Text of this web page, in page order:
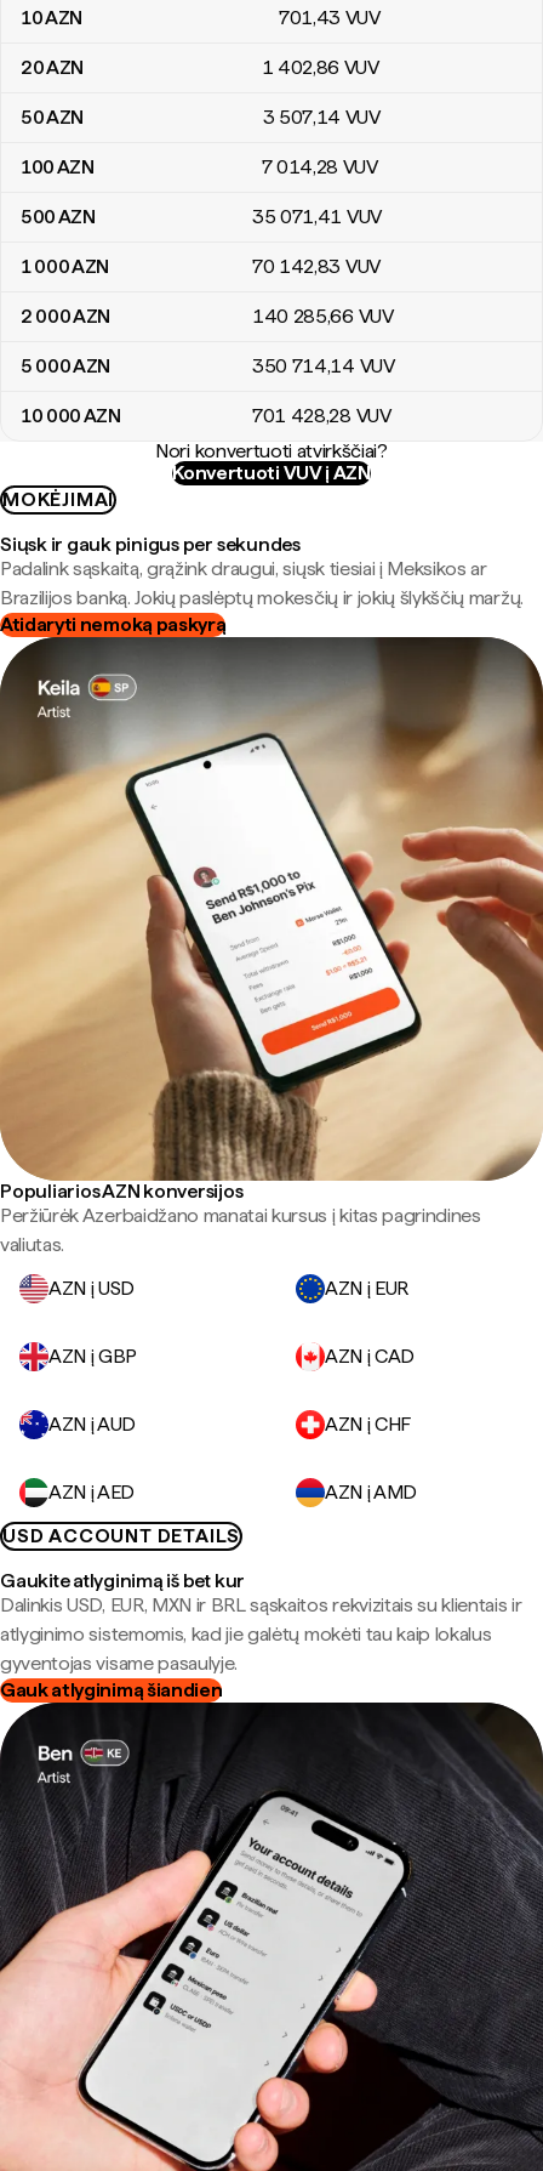
10AZN 701,43 VUV
20AZN 1 402,86 VUV
50AZN 3 507,14 VUV
100AZN 7 014,28 VUV
500AZN 35 071,41 VUV
1 000AZN 70 142,83 VUV
2 000AZN 140 285,66 VUV
5 000AZN 350 714,14 VUV
10 000AZN 701 428,28 VUV
Nori konvertuoti atvirkščiai?
Konvertuoti VUV į AZN
MOKĖJIMAI
Siųsk ir gauk pinigus per sekundes
Padalink sąskaitą, grąžink draugui, siųsk tiesiai į Meksikos ar
Brazilijos banką. Jokių paslėptų mokesčių ir jokių šlykščių maržų.
Atidaryti nemoką paskyrą
Populiarios AZN konversijos
Peržiūrėk Azerbaidžano manatai kursus į kitas pagrindines
valiutas.
AZN į USD
AZN į EUR
AZN į GBP AZN į CAD
AZN į AUD AZN į CHF
AZN į AED
AZN į AMD
USD ACCOUNT DETAILS
Gaukite atlyginimą iš bet kur
Dalinkis USD, EUR, MXN ir BRL sąskaitos rekvizitais su klientais ir
atlyginimo sistemomis, kad jie galėtų mokėti tau kaip lokalus
gyventojas visame pasaulyje.
Gauk atlyginimą šiandien